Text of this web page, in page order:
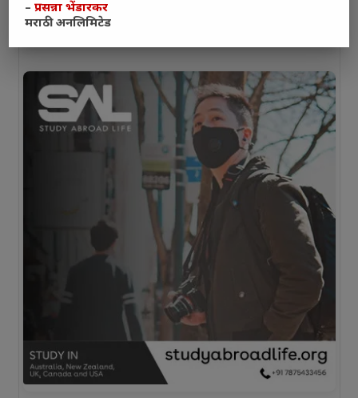
–प्रसन्ना भेंडारकर
मराठी अनलिमिटेड